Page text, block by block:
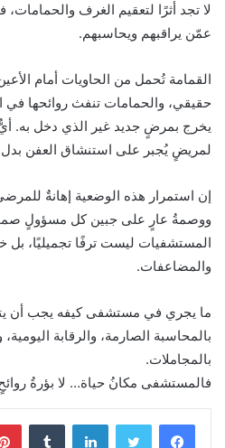
لا تجد أثرًا لتعقيم الغرف
عمّن يراقبهم ويحاسبهم.
القمامة تُحمل من الحاويات أمام
حقيقي، والحمامات تنفث روائحها في
يخرج بمرضٍ جديد غير الذي دخل به.
لمريضٍ يُجبر على استنشاق العفن
إن استمرار هذه الوضعية إهانةٌ
ووصمةُ عارٍ على جبين كل مسؤولٍ
المستشفيات ليست ترفًا تجميليًا،
والمضاعفات.
ما يجري في مستشفى كيفه يجب أن
بالمحاسبة الصارمة، والرقابة اليومية،
بالمجاملات.
فالمستشفى مكانُ حياة… لا بؤرةُ
لينكدإن